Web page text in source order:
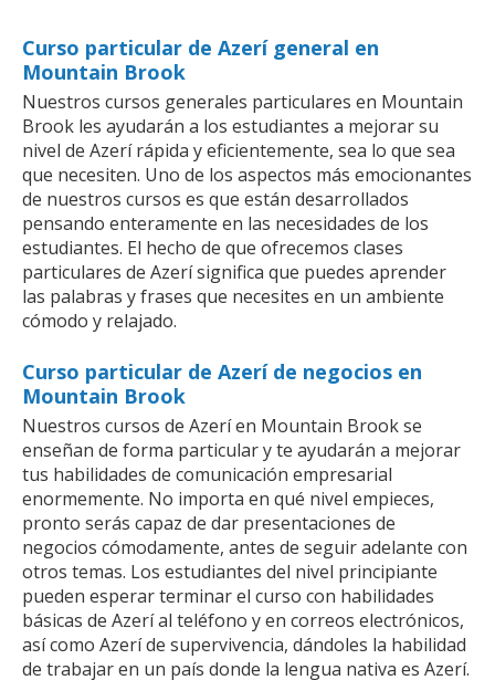
Curso particular de Azerí general en
Mountain Brook
Nuestros cursos generales particulares en Mountain
Brook les ayudarán a los estudiantes a mejorar su
nivel de Azerí rápida y eficientemente, sea lo que sea
que necesiten. Uno de los aspectos más emocionantes
de nuestros cursos es que están desarrollados
pensando enteramente en las necesidades de los
estudiantes. El hecho de que ofrecemos clases
particulares de Azerí significa que puedes aprender
las palabras y frases que necesites en un ambiente
cómodo y relajado.
Curso particular de Azerí de negocios en
Mountain Brook
Nuestros cursos de Azerí en Mountain Brook se
enseñan de forma particular y te ayudarán a mejorar
tus habilidades de comunicación empresarial
enormemente. No importa en qué nivel empieces,
pronto serás capaz de dar presentaciones de
negocios cómodamente, antes de seguir adelante con
otros temas. Los estudiantes del nivel principiante
pueden esperar terminar el curso con habilidades
básicas de Azerí al teléfono y en correos electrónicos,
así como Azerí de supervivencia, dándoles la habilidad
de trabajar en un país donde la lengua nativa es Azerí.